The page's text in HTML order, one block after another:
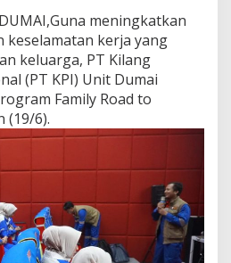
o
R
e
f
i
n
e
r
,
T
K
P
I
meningkatkan
keselamatan kerja yang
keluarga, PT Kilang
(PT KPI) Unit Dumai
Family Road to
(19/6).